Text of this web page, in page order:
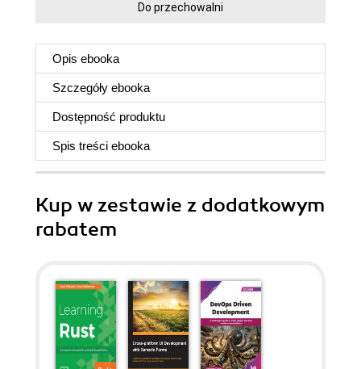
Do przechowalni
Opis ebooka
Szczegóły ebooka
Dostępność produktu
Spis treści ebooka
Kup w zestawie z dodatkowym
rabatem